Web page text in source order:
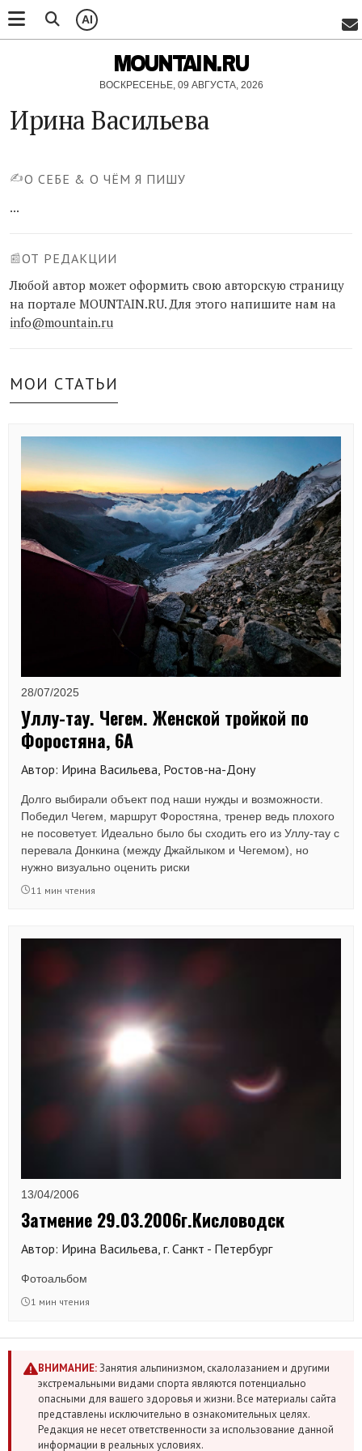
AI
MOUNTAIN.RU
ВОСКРЕСЕНЬЕ, 09 АВГУСТА, 2026
Ирина Васильева
✍️О СЕБЕ & О ЧЁМ Я ПИШУ
...
📰ОТ РЕДАКЦИИ
Любой автор может оформить свою авторскую страницу
на портале MOUNTAIN.RU. Для этого напишите нам на
info@mountain.ru
МОИ СТАТЬИ
28/07/2025
Уллу-тау. Чегем. Женской тройкой по
Форостяна, 6А
Автор: Ирина Васильева, Ростов-на-Дону
Долго выбирали объект под наши нужды и возможности.
Победил Чегем, маршрут Форостяна, тренер ведь плохого
не посоветует. Идеально было бы сходить его из Уллу-тау с
перевала Донкина (между Джайлыком и Чегемом), но
нужно визуально оценить риски
11 мин чтения
13/04/2006
Затмение 29.03.2006г.Кисловодск
Автор: Ирина Васильева, г. Санкт - Петербург
Фотоальбом
1 мин чтения
ВНИМАНИЕ:Занятия альпинизмом, скалолазанием и другими
экстремальными видами спорта являются потенциально
опасными для вашего здоровья и жизни. Все материалы сайта
представлены исключительно в ознакомительных целях.
Редакция не несет ответственности за использование данной
информации в реальных условиях.